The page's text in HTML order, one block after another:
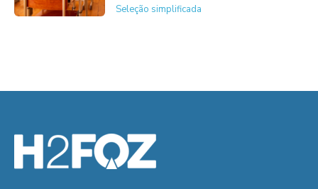
Seleção simplificada